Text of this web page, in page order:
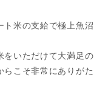
ト米の支給で極上魚沼
をいただけて大満足の
こそ非常にありがた